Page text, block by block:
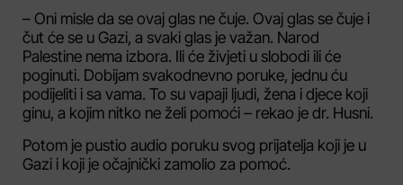
– Oni misle da se ovaj glas ne čuje. Ovaj glas se čuje i
čut će se u Gazi, a svaki glas je važan. Narod
Palestine nema izbora. Ili će živjeti u slobodi ili će
poginuti. Dobijam svakodnevno poruke, jednu ću
podijeliti i sa vama. To su vapaji ljudi, žena i djece koji
ginu, a kojim nitko ne želi pomoći – rekao je dr. Husni.
Potom je pustio audio poruku svog prijatelja koji je u
Gazi i koji je očajnički zamolio za pomoć.